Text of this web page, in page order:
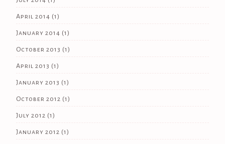
April 2014 (1)
January 2014 (1)
October 2013 (1)
April 2013 (1)
January 2013 (1)
October 2012 (1)
July 2012 (1)
January 2012 (1)